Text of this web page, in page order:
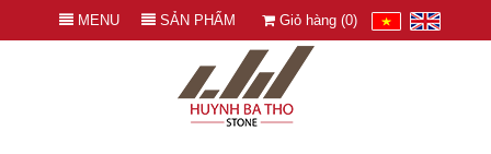
Giỏ hàng (0)
MENU SẢN PHẨM